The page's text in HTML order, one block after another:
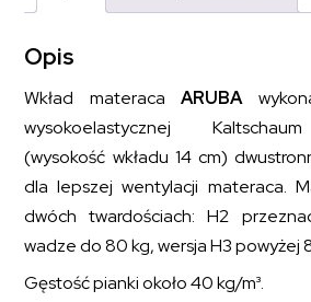
Opis
Wkład materacaARUBA
wysokoelastycznej
(wysokość wkładu 14 cm)
dla lepszej wentylacji materaca.
dwóch twardościach: H2
wadze do 80 kg, wersja H3 powyżej
Gęstość pianki około 40 kg/m³.